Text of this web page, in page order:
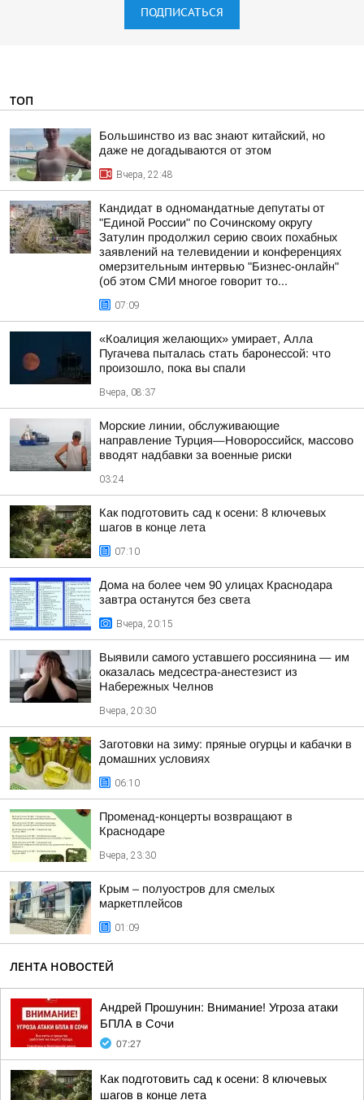
ПОДПИСАТЬСЯ
ТОП
Большинство из вас знают китайский, но
даже не догадываются от этом
Вчера, 22:48
Кандидат в одномандатные депутаты от
"Единой России" по Сочинскому округу
Затулин продолжил серию своих похабных
заявлений на телевидении и конференциях
омерзительным интервью "Бизнес-онлайн"
(об этом СМИ многое говорит то...
07:09
«Коалиция желающих» умирает, Алла
Пугачева пыталась стать баронессой: что
произошло, пока вы спали
Вчера, 08:37
Морские линии, обслуживающие
направление Турция—Новороссийск, массово
вводят надбавки за военные риски
03:24
Как подготовить сад к осени: 8 ключевых
шагов в конце лета
07:10
Дома на более чем 90 улицах Краснодара
завтра останутся без света
Вчера, 20:15
Выявили самого уставшего россиянина — им
оказалась медсестра-анестезист из
Набережных Челнов
Вчера, 20:30
Заготовки на зиму: пряные огурцы и кабачки в
домашних условиях
06:10
Променад-концерты возвращают в
Краснодаре
Вчера, 23:30
Крым – полуостров для смелых
маркетплейсов
01:09
ЛЕНТА НОВОСТЕЙ
Андрей Прошунин: Внимание! Угроза атаки
БПЛА в Сочи
07:27
Как подготовить сад к осени: 8 ключевых
шагов в конце лета